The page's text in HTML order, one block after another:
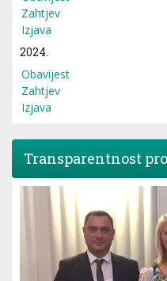
Zahtjev
Izjava
2024.
Obavijest
Zahtjev
Izjava
Transparentnost